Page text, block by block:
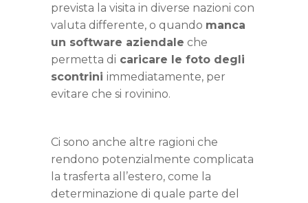
prevista la visita in diverse nazioni con
valuta differente, o quando manca
un software aziendale che
permetta di caricare le foto degli
scontrini immediatamente, per
evitare che si rovinino.
Ci sono anche altre ragioni che
rendono potenzialmente complicata
la trasferta all’estero, come la
determinazione di quale parte del